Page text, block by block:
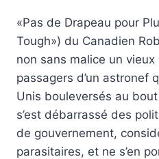
«Pas de Drapeau pour
Tough») du Canadien
non sans malice un
passagers d’un astronef
Unis bouleversés au bout
s’est débarrassé des
de gouvernement,
parasitaires, et ne s’en